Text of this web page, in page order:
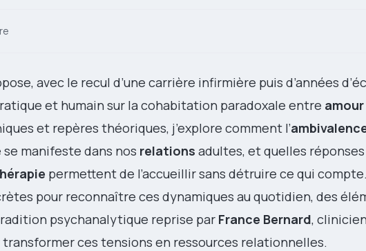
avec le recul d’une carrière infirmière puis d’années
et humain sur la cohabitation paradoxale entre amour
et repères théoriques, j’explore comment l’
manifeste dans nos relations adultes, et quelles
permettent de l’accueillir sans détruire ce qui
pour reconnaître ces dynamiques au quotidien, des
psychanalytique reprise par France Bernard,
ces tensions en ressources relationnelles.